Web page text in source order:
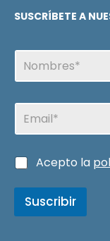
SUSCRÍBETE A
N
m
r
Nombre
E
m
a
lo
b
e
C
s
l
Acepto la
Suscribir